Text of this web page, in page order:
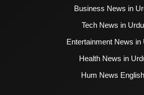
Business News in
Tech News in Urdu
Entertainment News in
Health News in
Hum News English